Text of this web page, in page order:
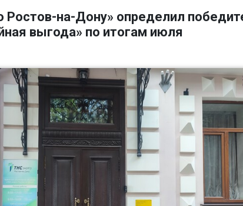
Ростов-на-Дону» определил
выгода» по итогам июля